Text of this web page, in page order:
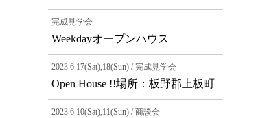
完成見学会
Weekdayオープンハウス
2023.6.17(Sat),18(Sun) / 完成見学会
Open House !!場所：板野郡上板町
2023.6.10(Sat),11(Sun) / 商談会